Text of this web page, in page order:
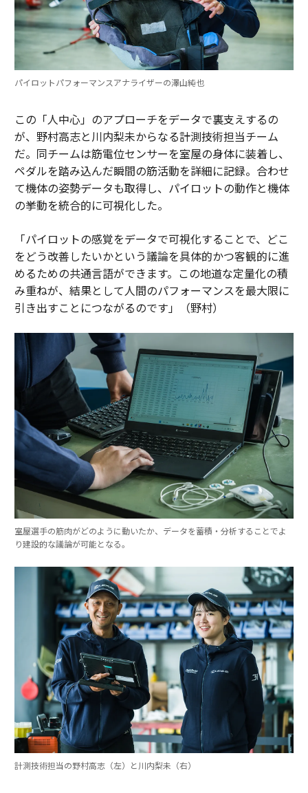
パイロットパフォーマンスアナライザーの澤山純也
この「人中心」のアプローチをデータで裏支えするの
が、野村高志と川内梨未からなる計測技術担当チーム
だ。同チームは筋電位センサーを室屋の身体に装着し、
ペダルを踏み込んだ瞬間の筋活動を詳細に記録。合わせ
て機体の姿勢データも取得し、パイロットの動作と機体
の挙動を統合的に可視化した。
「パイロットの感覚をデータで可視化することで、どこ
をどう改善したいかという議論を具体的かつ客観的に進
めるための共通言語ができます。この地道な定量化の積
み重ねが、結果として人間のパフォーマンスを最大限に
引き出すことにつながるのです」（野村）
室屋選手の筋肉がどのように動いたか、データを蓄積・分析することでよ
り建設的な議論が可能となる。
計測技術担当の野村高志（左）と川内梨未（右）